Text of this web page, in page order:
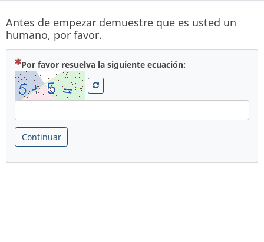
Antes de empezar demuestre que es usted un
humano, por favor.
Por favor resuelva la siguiente ecuación:
Continuar